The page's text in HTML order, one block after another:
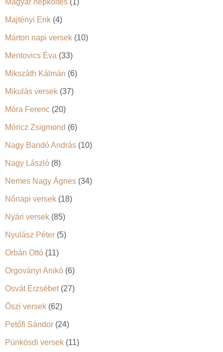
Majtényi Erik (4)
Márton napi versek (10)
Mentovics Éva (33)
Mikszáth Kálmán (6)
Mikulás versek (37)
Móra Ferenc (20)
Móricz Zsigmond (6)
Nagy Bandó András (10)
Nagy László (8)
Nemes Nagy Ágnes (34)
Nőnapi versek (18)
Nyári versek (85)
Nyulász Péter (5)
Orbán Ottó (11)
Orgoványi Anikó (6)
Osvát Erzsébet(27)
Őszi versek (62)
Petőfi Sándor (24)
Pünkösdi versek (11)